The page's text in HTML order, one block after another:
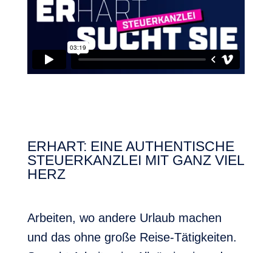
ERHART: EINE AUTHENTISCHE
STEUERKANZLEI MIT GANZ VIEL
HERZ
Arbeiten, wo andere Urlaub machen
und das ohne große Reise-Tätigkeiten.